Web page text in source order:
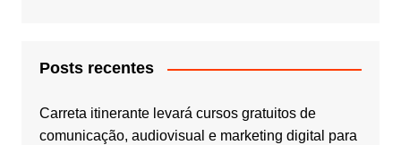
Posts recentes
Carreta itinerante levará cursos gratuitos de
comunicação, audiovisual e marketing digital para